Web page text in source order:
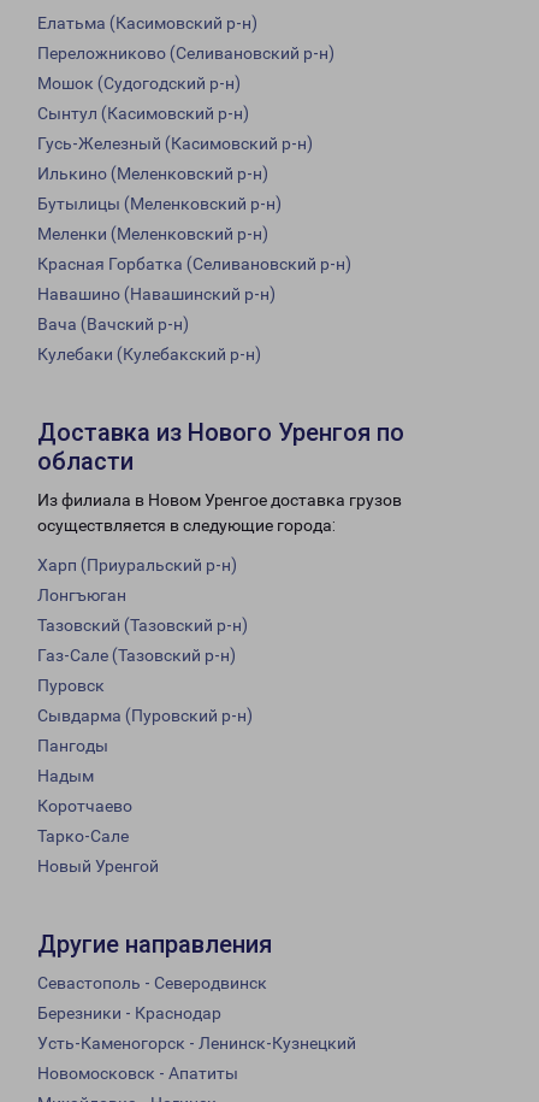
Елатьма (Касимовский р-н)
Переложниково (Селивановский р-н)
Мошок (Судогодский р-н)
Сынтул (Касимовский р-н)
Гусь-Железный (Касимовский р-н)
Илькино (Меленковский р-н)
Бутылицы (Меленковский р-н)
Меленки (Меленковский р-н)
Красная Горбатка (Селивановский р-н)
Навашино (Навашинский р-н)
Вача (Вачский р-н)
Кулебаки (Кулебакский р-н)
Доставка из Нового Уренгоя по
области
Из филиала в Новом Уренгое доставка грузов
осуществляется в следующие города:
Харп (Приуральский р-н)
Лонгъюган
Тазовский (Тазовский р-н)
Газ-Сале (Тазовский р-н)
Пуровск
Сывдарма (Пуровский р-н)
Пангоды
Надым
Коротчаево
Тарко-Сале
Новый Уренгой
Другие направления
Севастополь - Северодвинск
Березники - Краснодар
Усть-Каменогорск - Ленинск-Кузнецкий
Новомосковск - Апатиты